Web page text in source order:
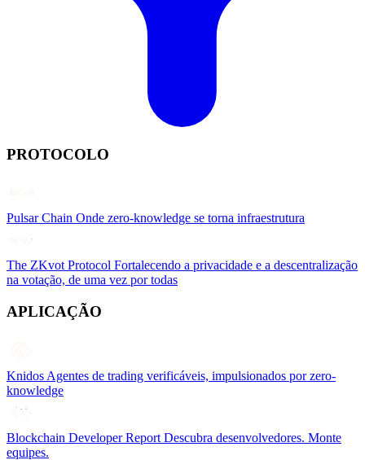
PROTOCOLO
Pulsar Chain Onde zero-knowledge se torna infraestrutura
The ZKvot Protocol Fortalecendo a privacidade e a descentralização
na votação, de uma vez por todas
APLICAÇÃO
Knidos Agentes de trading verificáveis, impulsionados por zero-
knowledge
Blockchain Developer Report Descubra desenvolvedores. Monte
equipes.